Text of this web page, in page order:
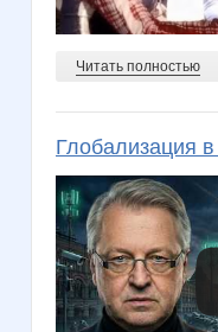
Читать полностью
Глобализация